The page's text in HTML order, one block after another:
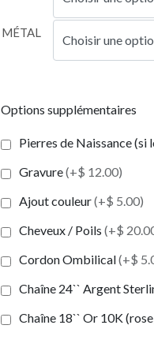
MÉTAL
Options supplémentaires
Pierres de Naissance (si
Gravure(+$ 12.00)
Ajout couleur(+$ 5.00)
Cheveux / Poils (+$
Cordon Ombilical(+$
Chaîne 24`` Argent
Chaîne 18`` Or 10K